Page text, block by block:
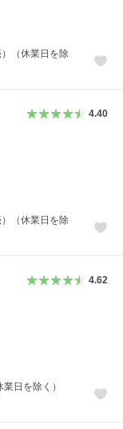
（休業日を除
4.40
（休業日を除
4.62
日を除く）